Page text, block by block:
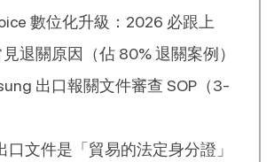
數位化升級：2026 必跟上
退關原因（佔 80% 退關案例）
出口報關文件審查 SOP（3-
文件是「貿易的法定身分證」